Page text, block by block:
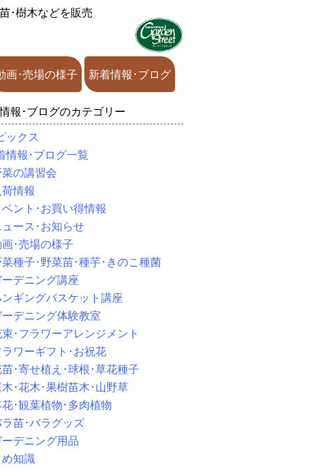
･樹木などを販売
画･売場の様子 新着情報･ブログ
報･ブログのカテゴリー
ックス
情報･ブログ一覧
の講習会
荷情報
ント･お買い得情報
ース･お知らせ
･売場の様子
種子･野菜苗･種芋･きのこ種菌
ーデニング講座
ギングバスケット講座
ーデニング体験教室
･フラワーアレンジメント
ワーギフト･お祝花
･寄せ植え･球根･草花種子
･花木･果樹苗木･山野草
･観葉植物･多肉植物
苗･バラグッズ
ーデニング用品
め知識